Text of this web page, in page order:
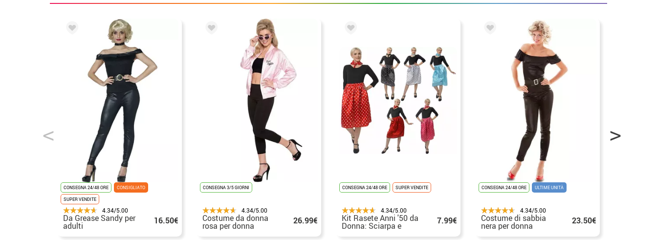
CONSEGNA 24/48 ORE
CONSIGLIATO
SUPER VENDITE
4.34/5.00
Da Grease Sandy per
adulti 16.50€
CONSEGNA 3/5 GIORNI
4.34/5.00
Costume da donna
rosa per donna 26.99€
CONSEGNA 24/48 ORE SUPER VENDITE
4.34/5.00
Kit Rasete Anni '50 da
Donna: Sciarpa e 7.99€
CONSEGNA 24/48 ORE ULTIME UNITÀ
4.34/5.00
Costume di sabbia
nera per donna 23.50€